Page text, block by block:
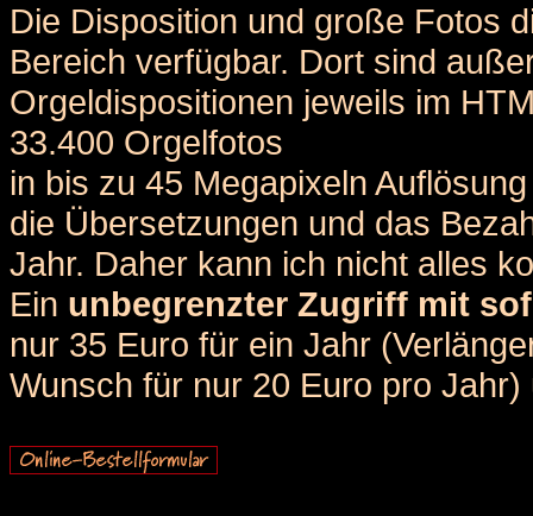
Die Disposition und große Fotos
Bereich verfügbar. Dort sind
Orgeldispositionen jeweils im
33.400 Orgelfotos
in bis zu 45 Megapixeln
die Übersetzungen und das
Jahr. Daher kann ich nicht alles
Ein unbegrenzter Zugriff mit
nur 35 Euro für ein Jahr
Wunsch für nur 20 Euro pro